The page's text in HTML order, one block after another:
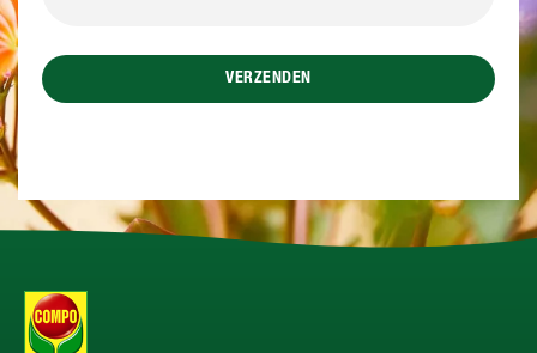
VERZENDEN